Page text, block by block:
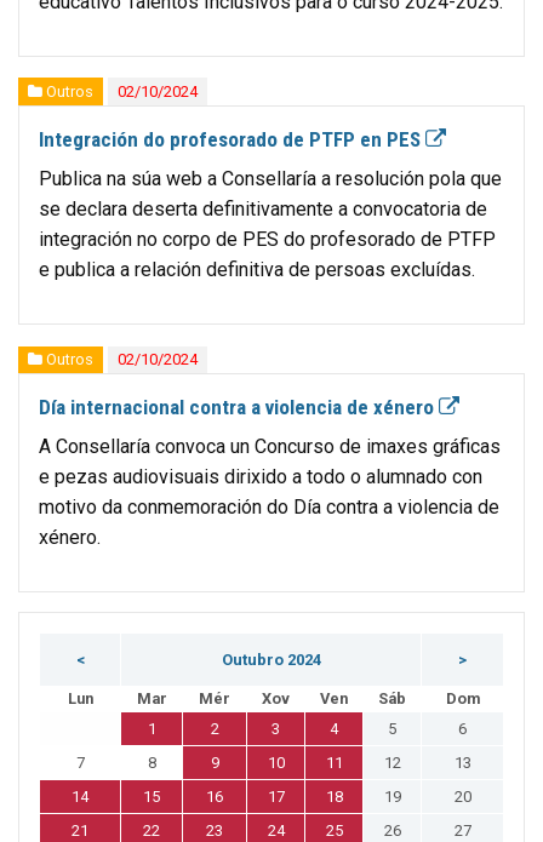
Outros 02/10/2024
Integración do profesorado de PTFP en PES
Publica na súa web a Consellaría a resolución pola que
se declara deserta definitivamente a convocatoria de
integración no corpo de PES do profesorado de PTFP
e publica a relación definitiva de persoas excluídas.
Outros 02/10/2024
Día internacional contra a violencia de xénero
A Consellaría convoca un Concurso de imaxes gráficas
e pezas audiovisuais dirixido a todo o alumnado con
motivo da conmemoración do Día contra a violencia de
xénero.
< Outubro 2024 >
Lun Mar Mér Xov Ven Sáb
Dom
1
2 3 4 5
6
7
8 9 10 11 12
13
14
15 16 17 18 19
20
21
22 23 24 25 26
27